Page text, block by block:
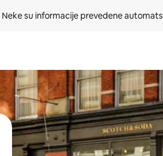
Neke su informacije prevedene